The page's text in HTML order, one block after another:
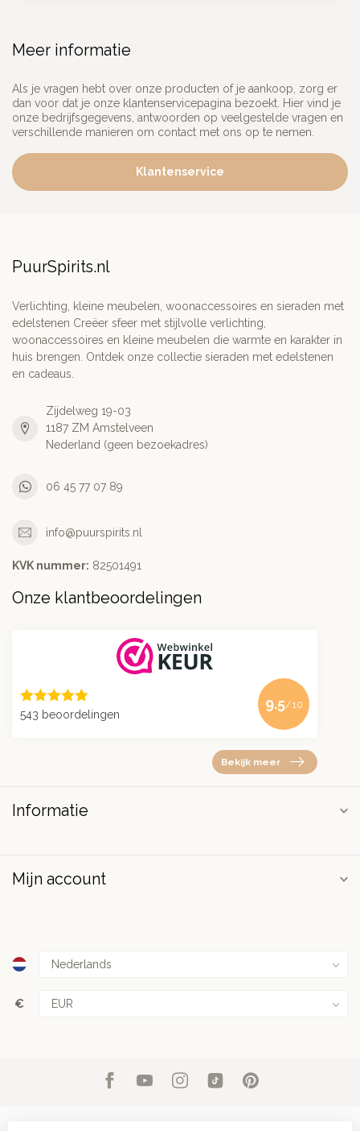
Meer informatie
Als je vragen hebt over onze producten of je aankoop, zorg er
dan voor dat je onze klantenservicepagina bezoekt. Hier vind je
onze bedrijfsgegevens, antwoorden op veelgestelde vragen en
verschillende manieren om contact met ons op te nemen.
Klantenservice
PuurSpirits.nl
Verlichting, kleine meubelen, woonaccessoires en sieraden met
edelstenen Creëer sfeer met stijlvolle verlichting,
woonaccessoires en kleine meubelen die warmte en karakter in
huis brengen. Ontdek onze collectie sieraden met edelstenen
en cadeaus.
Zijdelweg 19-03
1187 ZM Amstelveen
Nederland (geen bezoekadres)
06 45 77 07 89
info@puurspirits.nl
KVK nummer: 82501491
Onze klantbeoordelingen
543 beoordelingen
9.5/10
Bekijk meer
Informatie
Mijn account
€